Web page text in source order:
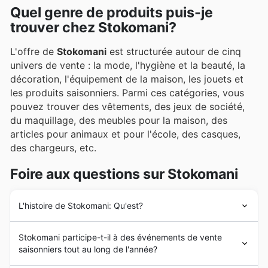
Quel genre de produits puis-je
trouver chez Stokomani?
L'offre de Stokomani est structurée autour de cinq
univers de vente : la mode, l'hygiène et la beauté, la
décoration, l'équipement de la maison, les jouets et
les produits saisonniers. Parmi ces catégories, vous
pouvez trouver des vêtements, des jeux de société,
du maquillage, des meubles pour la maison, des
articles pour animaux et pour l'école, des casques,
des chargeurs, etc.
Foire aux questions sur Stokomani
L'histoire de Stokomani: Qu'est?
Maurice Namani, un berger corse, fonde la société
"Soldes na ma ni" située à Paris. Après un premier
succès, elle devient rapidement un grand nom de
Stokomani participe-t-il à des événements de vente
saisonniers tout au long de l'année?